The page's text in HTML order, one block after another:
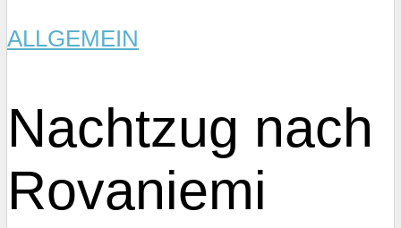
ALLGEMEIN
Nachtzug nach
Rovaniemi